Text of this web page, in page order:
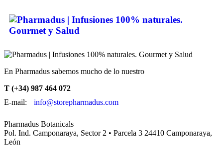
En Pharmadus sabemos mucho de lo nuestro
T (+34) 987 464 072
E-mail:
info@storepharmadus.com
Pharmadus Botanicals
Pol. Ind. Camponaraya, Sector 2 • Parcela 3 24410 Camponaraya,
León